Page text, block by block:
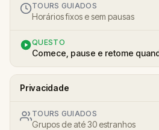
TOURS GUIADOS
Horários fixos e sem pausas
QUESTO
Comece, pause e retome
Privacidade
TOURS GUIADOS
Grupos de até 30 estranhos